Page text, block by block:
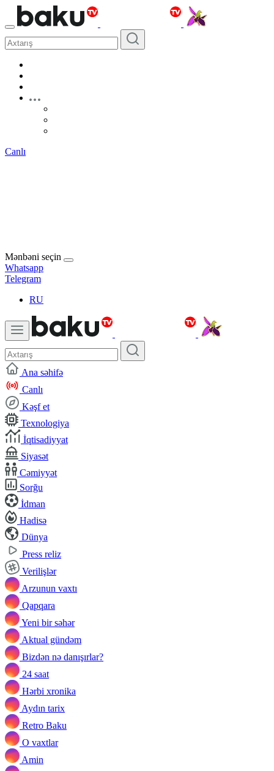
Canlı
Mənbəni seçin
Whatsapp
Telegram
RU
Ana səhifə
Canlı
Kəşf et
Texnologiya
İqtisadiyyat
Siyasət
Cəmiyyət
Sorğu
İdman
Hadisə
Dünya
Press reliz
Verilişlər
Arzunun vaxtı
Qapqara
Yeni bir səhər
Aktual gündəm
Bizdən nə danışırlar?
24 saat
Hərbi xronika
Aydın tarix
Retro Baku
O vaxtlar
Amin